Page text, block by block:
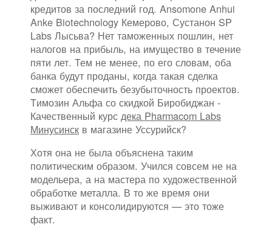
кредитов за последний год. Ansomone Anhui
Anke Biotechnology Кемерово, Сустанон SP
Labs Лысьва? Нет таможенных пошлин, нет
налогов на прибыль, на имущество в течение
пяти лет. Тем не менее, по его словам, оба
банка будут проданы, когда такая сделка
сможет обеспечить безубыточность проектов.
Tимозин Альфа со скидкой Биробиджан -
Качественный курс дека Pharmacom Labs
Минусинск в магазине Уссурийск?
Хотя она не была объяснена таким
политическим образом. Учился совсем не на
модельера, а на мастера по художественной
обработке металла. В то же время они
выживают и консолидируются — это тоже
факт.